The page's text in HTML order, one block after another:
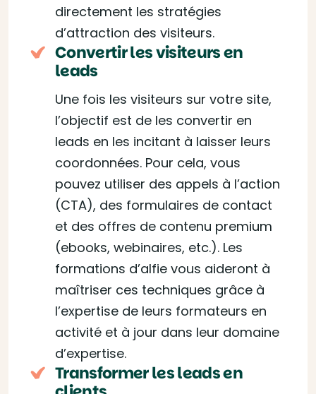
directement les stratégies
d’attraction des visiteurs.
Convertir les visiteurs en
leads
Une fois les visiteurs sur votre site,
l’objectif est de les convertir en
leads en les incitant à laisser leurs
coordonnées. Pour cela, vous
pouvez utiliser des appels à l’action
(CTA), des formulaires de contact
et des offres de contenu premium
(ebooks, webinaires, etc.). Les
formations d’alfie vous aideront à
maîtriser ces techniques grâce à
l’expertise de leurs formateurs en
activité et à jour dans leur domaine
d’expertise.
Transformer les leads en